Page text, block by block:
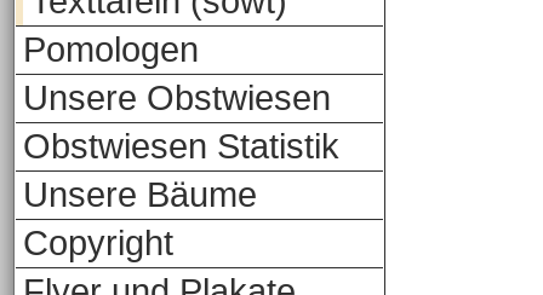
Pomologen
Unsere Obstwiesen
Obstwiesen Statistik
Unsere Bäume
Copyright